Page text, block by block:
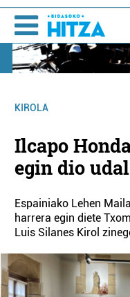
KIROLA
Ilcapo
egin dio
Espainiako Lehen
harrera egin diete
Luis Silanes Kirol